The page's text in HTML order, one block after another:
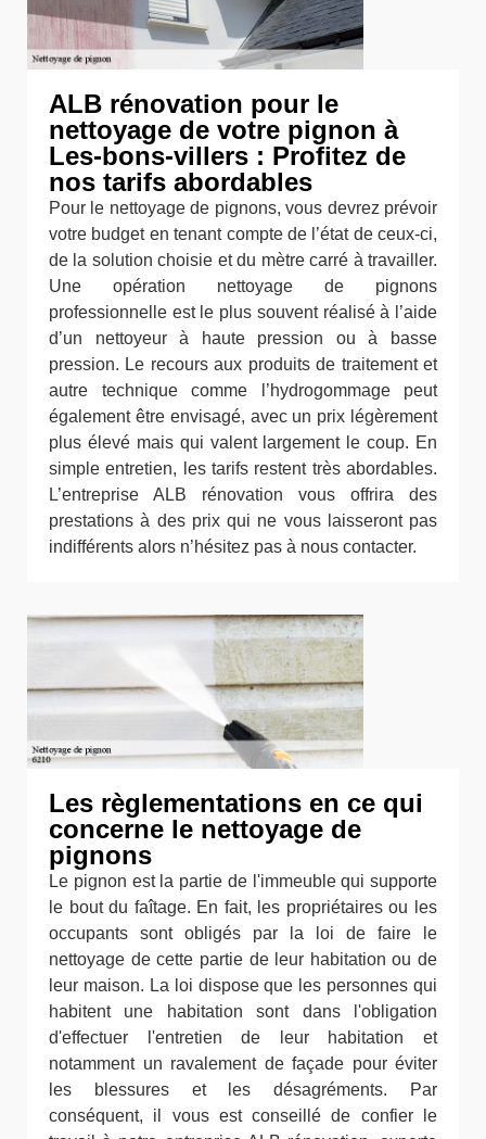
ALB rénovation pour le
nettoyage de votre pignon à
Les-bons-villers : Profitez de
nos tarifs abordables
Pour le nettoyage de pignons, vous devrez prévoir
votre budget en tenant compte de l’état de ceux-ci,
de la solution choisie et du mètre carré à travailler.
Une opération nettoyage de pignons
professionnelle est le plus souvent réalisé à l’aide
d’un nettoyeur à haute pression ou à basse
pression. Le recours aux produits de traitement et
autre technique comme l’hydrogommage peut
également être envisagé, avec un prix légèrement
plus élevé mais qui valent largement le coup. En
simple entretien, les tarifs restent très abordables.
L’entreprise ALB rénovation vous offrira des
prestations à des prix qui ne vous laisseront pas
indifférents alors n’hésitez pas à nous contacter.
Les règlementations en ce qui
concerne le nettoyage de
pignons
Le pignon est la partie de l'immeuble qui supporte
le bout du faîtage. En fait, les propriétaires ou les
occupants sont obligés par la loi de faire le
nettoyage de cette partie de leur habitation ou de
leur maison. La loi dispose que les personnes qui
habitent une habitation sont dans l'obligation
d'effectuer l'entretien de leur habitation et
notamment un ravalement de façade pour éviter
les blessures et les désagréments. Par
conséquent, il vous est conseillé de confier le